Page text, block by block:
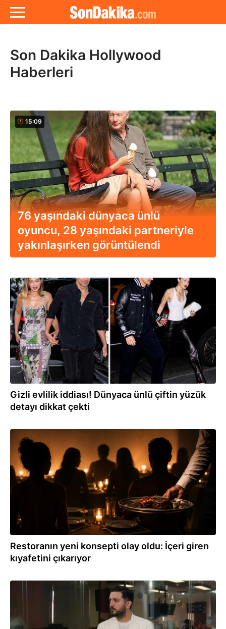
Son Dakika Hollywood
Haberleri
15:09
76 yaşındaki dünyaca ünlü
oyuncu, 28 yaşındaki partneriyle
yakınlaşırken görüntülendi
12:34
Gizli evlilik iddiası! Dünyaca ünlü çiftin yüzük
detayı dikkat çekti
00:36
Restoranın yeni konsepti olay oldu: İçeri giren
kıyafetini çıkarıyor
04.08.2026